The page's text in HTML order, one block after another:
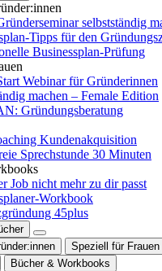
selbstständig
Tipps für den
Businessplan-Prüfung
Webinar für Gründerinnen
machen – Female Edition
Gründungsberatung
Kundenakquisition
Sprechstunde 30 Minuten
Job nicht mehr zu dir passt
Workbook
45plus
Speziell für Frauen
Bücher & Workbooks